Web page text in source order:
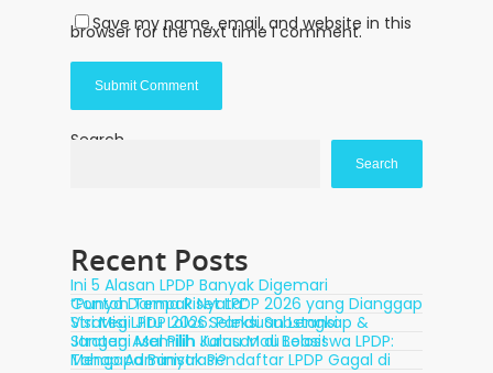
Save my name, email, and website in this
browser for the next time I comment.
Search
Search
Recent Posts
Ini 5 Alasan LPDP Banyak Digemari
Contoh Tema Riset LPDP 2026 yang Dianggap “Punya Dampak Nyata”
Visi Misi LPDP 2026: Panduan Lengkap & Strategi Jitu Lolos Seleksi Substansi
Strategi Memilih Jurusan di Beasiswa LPDP: Jangan Asal Pilih Kalau Mau Lolos!
Mengapa Banyak Pendaftar LPDP Gagal di Tahap Administrasi?